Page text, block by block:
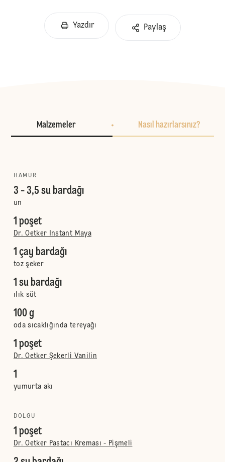
Yazdır Paylaş
Malzemeler Nasıl hazırlarsınız?
HAMUR
3 - 3,5 su bardağı
un
1 poşet
Dr. Oetker Instant Maya
1 çay bardağı
toz şeker
1 su bardağı
ılık süt
100 g
oda sıcaklığında tereyağı
1 poşet
Dr. Oetker Şekerli Vanilin
1
yumurta akı
DOLGU
1 poşet
Dr. Oetker Pastacı Kreması - Pişmeli